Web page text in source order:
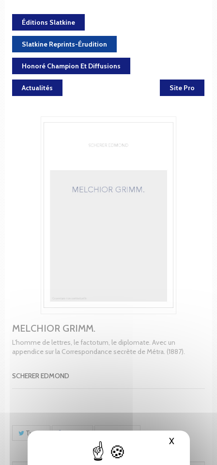
XMasquer
Éditions Slatkine
Slatkine Reprints-Érudition
Honoré Champion Et Diffusions
Actualités Site Pro
MELCHIOR GRIMM.
L'homme de lettres, le factotum, le diplomate. Avec un
appendice sur la Correspondance secrète de Métra. (1887).
SCHERER EDMOND
Tweet Partager Pinterest